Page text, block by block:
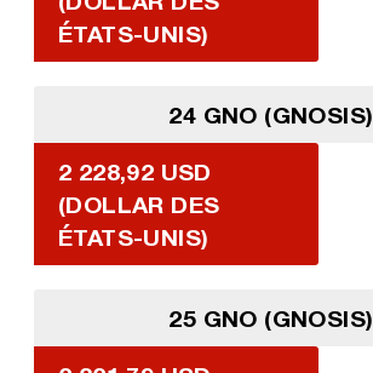
ÉTATS-UNIS)
24 GNO (GNOSIS)
2 228,92 USD
(DOLLAR DES
ÉTATS-UNIS)
25 GNO (GNOSIS)